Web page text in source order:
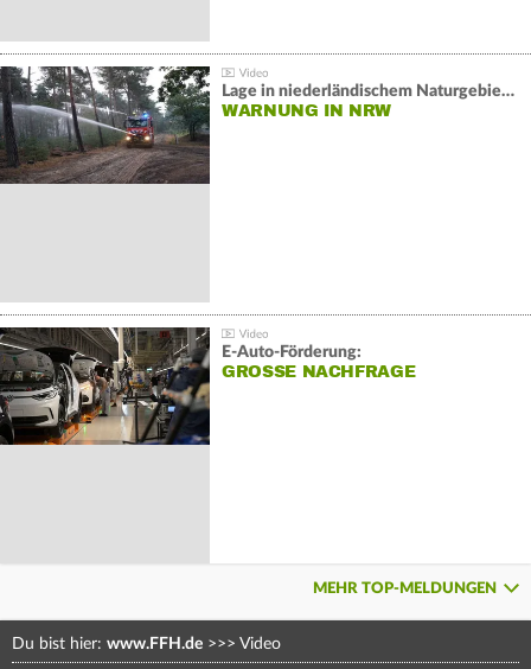
Lage in niederländischem Naturgebiet stabil
WARNUNG IN NRW
E-Auto-Förderung:
GROSSE NACHFRAGE
MEHR TOP-MELDUNGEN
Du bist hier: www.FFH.de >>> Video